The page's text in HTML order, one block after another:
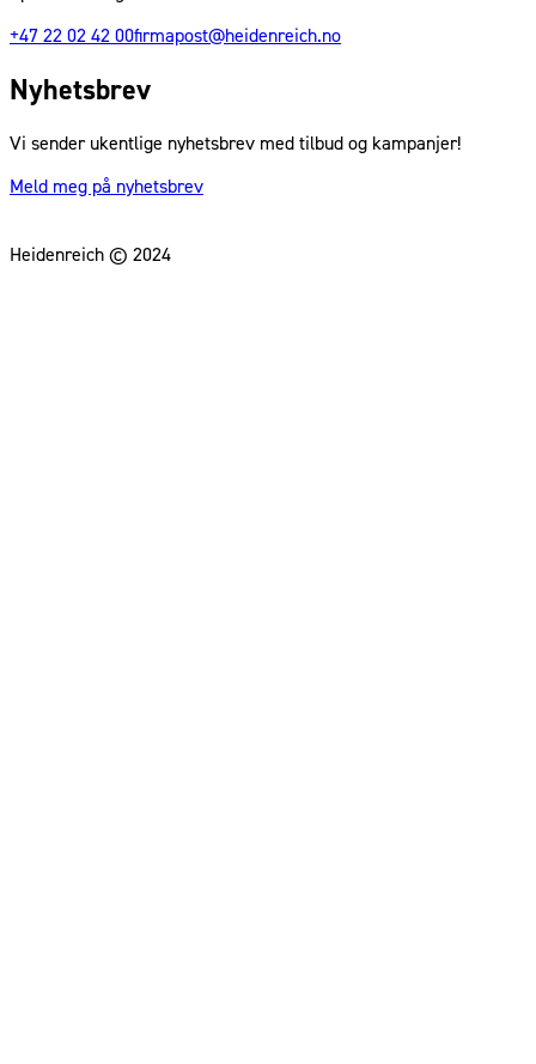
+47 22 02 42 00firmapost@heidenreich.no
Nyhetsbrev
Vi sender ukentlige nyhetsbrev med tilbud og kampanjer!
Meld meg på nyhetsbrev
Heidenreich © 2024